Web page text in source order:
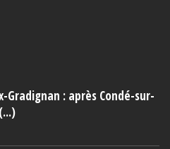
Gradignan : après Condé-sur-